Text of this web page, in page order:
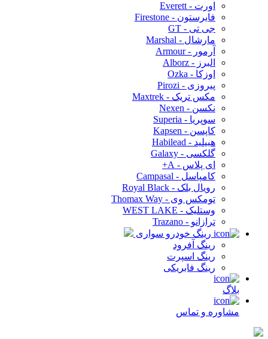
اورت - Everett
فایرستون - Firestone
جی تی - GT
مارشال - Marshal
آرمور - Armour
البرز - Alborz
اوزکا - Ozka
پیروزی - Pirozi
مکس تریک - Maxtrek
نکسن - Nexen
سوپریا - Superia
کاپسن - Kapsen
هبیلید - Habilead
گلکسی - Galaxy
ای پلاس - A+
کامپاسل - Campasal
رویال بلک - Royal Black
تومکس وی - Thomax Way
وستلیک - WEST LAKE
ترازانو - Trazano
رینگ خودرو سواری
رینگ آفرود
رینگ اسپرت
رینگ فابریکی
بلاگ
مشاوره و تماس